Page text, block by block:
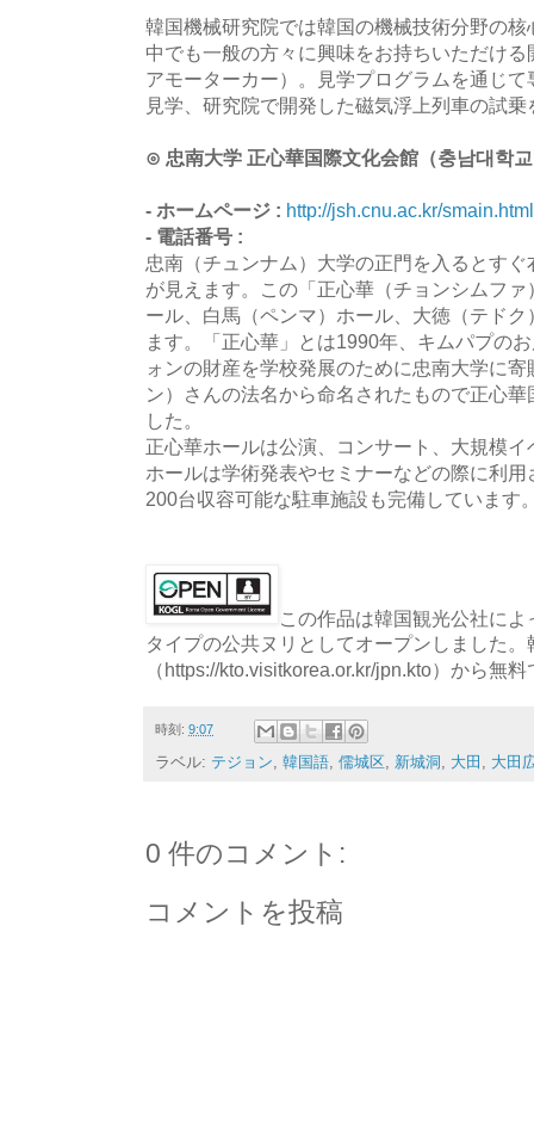
韓国機械研究院では韓国の機械技術分野の
中でも一般の方々に興味をお持ちいただけ
アモーターカー）。見学プログラムを通じ
見学、研究院で開発した磁気浮上列車の試
⊙ 忠南大学 正心華国際文化会館（충남대학
- ホームページ : http://jsh.cnu.ac.kr/smain.html
- 電話番号 :
忠南（チュンナム）大学の正門を入るとす
が見えます。この「正心華（チョンシムフ
ール、白馬（ペンマ）ホール、大徳（テド
ます。「正心華」とは1990年、キムパプの
ォンの財産を学校発展のために忠南大学に
ン）さんの法名から命名されたもので正心
した。
正心華ホールは公演、コンサート、大規模
ホールは学術発表やセミナーなどの際に利
200台収容可能な駐車施設も完備しています
この作品は韓国観光公社に
タイプの公共ヌリとしてオープンしました。
（https://kto.visitkorea.or.kr/jpn.kto）から無
時刻: 9:07
ラベル: テジョン 韓国語 儒城区 新城洞 大田 大田
0 件のコメント:
コメントを投稿